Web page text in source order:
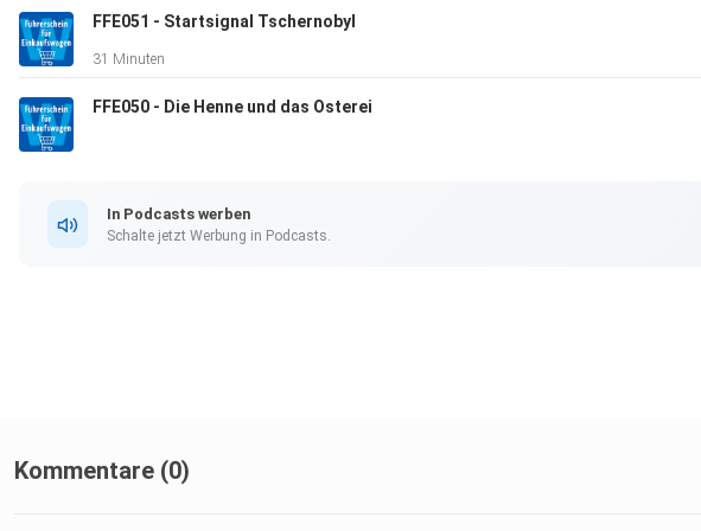
FFE051 - Startsignal Tschernobyl
31 Minuten
FFE050 - Die Henne und das Osterei
In Podcasts werben
Schalte jetzt Werbung in Podcasts.
Kommentare (0)